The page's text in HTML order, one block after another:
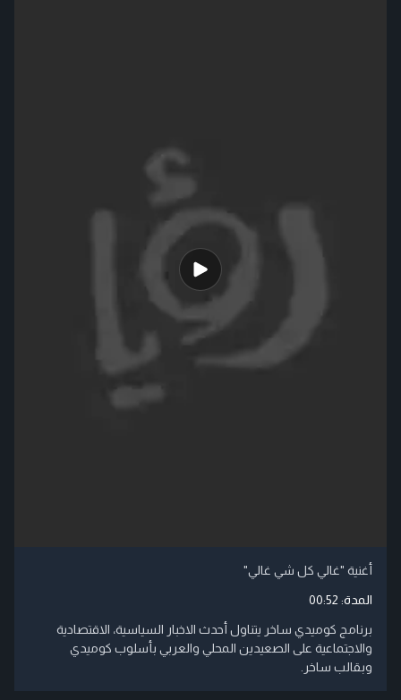
أغنية "غالي كل شي غالي"
المدة: 00:52
برنامج كوميدي ساخر يتناول أحدث الاخبار السياسية، الاقتصادية
والاجتماعية على الصعيدين المحلي والعربي بأسلوب كوميدي
وبقالب ساخر.